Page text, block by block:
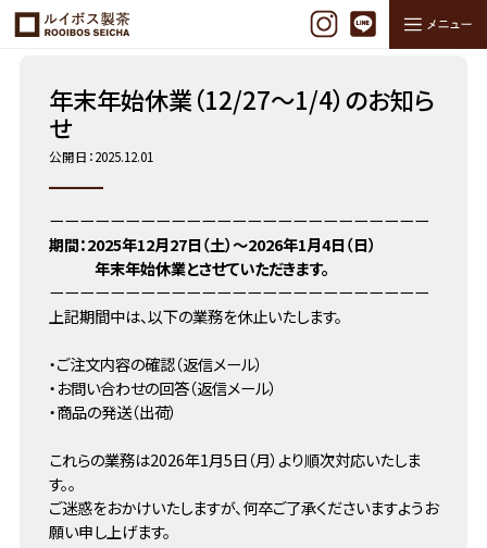
ホーム NEWS 年末年始休業（12/27～1/4）のお知…
年末年始休業（12/27～1/4）のお知ら
せ
公開日：2025.12.01
ーーーーーーーーーーーーーーーーーーーーーーーーー
期間：2025年12月27日（土）～2026年1月4日（日）
年末年始休業とさせていただきます。
ーーーーーーーーーーーーーーーーーーーーーーーーー
上記期間中は、以下の業務を休止いたします。
・ご注文内容の確認（返信メール）
・お問い合わせの回答（返信メール）
・商品の発送（出荷）
これらの業務は2026年1月5日（月）より順次対応いたしま
す。。
ご迷惑をおかけいたしますが、何卒ご了承くださいますようお
願い申し上げます。